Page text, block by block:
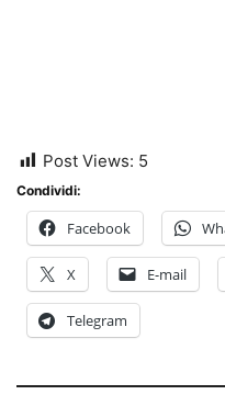
Post Views: 5
Condividi:
Facebook
X E-mail
Telegram